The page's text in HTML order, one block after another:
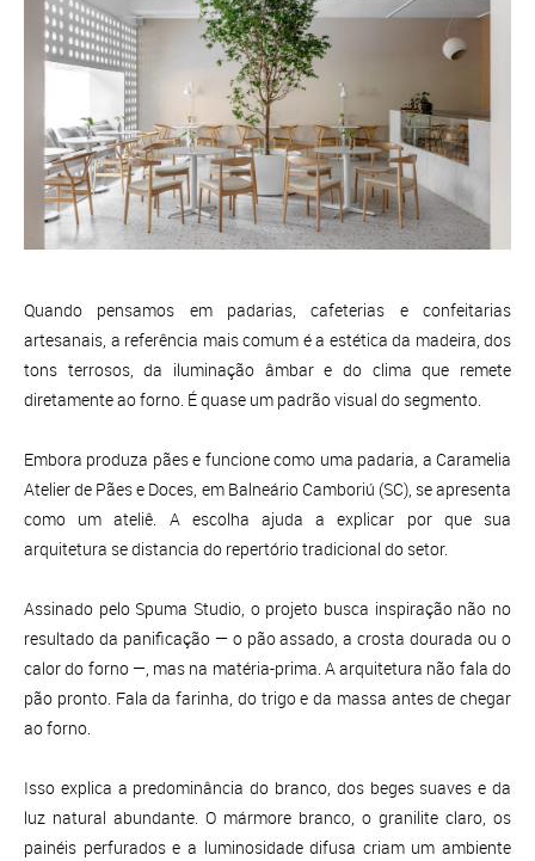
Quando pensamos em padarias, cafeterias e confeitarias
artesanais, a referência mais comum é a estética da madeira, dos
tons terrosos, da iluminação âmbar e do clima que remete
diretamente ao forno. É quase um padrão visual do segmento.
Embora produza pães e funcione como uma padaria, a Caramelia
Atelier de Pães e Doces, em Balneário Camboriú (SC), se apresenta
como um ateliê. A escolha ajuda a explicar por que sua
arquitetura se distancia do repertório tradicional do setor.
Assinado pelo Spuma Studio, o projeto busca inspiração não no
resultado da panificação — o pão assado, a crosta dourada ou o
calor do forno —, mas na matéria-prima. A arquitetura não fala do
pão pronto. Fala da farinha, do trigo e da massa antes de chegar
ao forno.
Isso explica a predominância do branco, dos beges suaves e da
luz natural abundante. O mármore branco, o granilite claro, os
painéis perfurados e a luminosidade difusa criam um ambiente